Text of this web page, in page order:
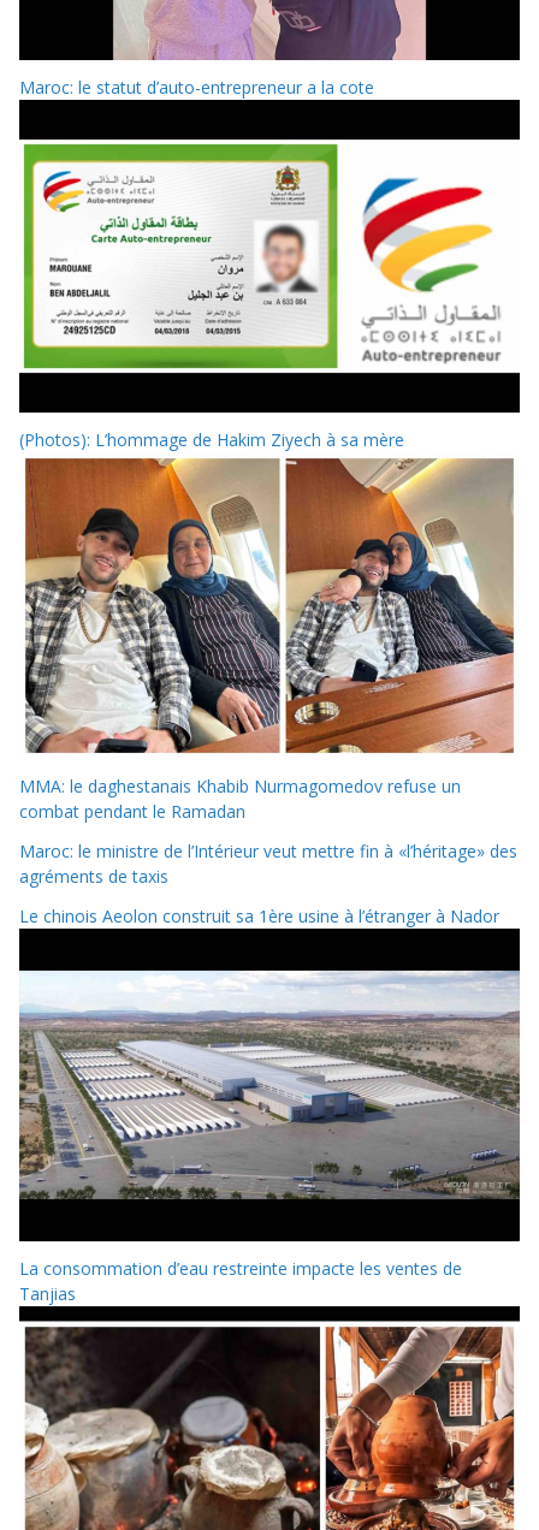
Maroc: le statut d’auto-entrepreneur a la cote
(Photos): L’hommage de Hakim Ziyech à sa mère
MMA: le daghestanais Khabib Nurmagomedov refuse un
combat pendant le Ramadan
Maroc: le ministre de l’Intérieur veut mettre fin à «l’héritage» des
agréments de taxis
Le chinois Aeolon construit sa 1ère usine à l’étranger à Nador
La consommation d’eau restreinte impacte les ventes de
Tanjias